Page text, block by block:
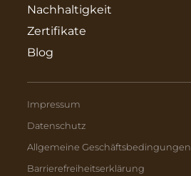
Nachhaltigkeit
Zertifikate
Blog
Impressum
Datenschutz
Allgemeine Geschäftsbedingungen
Barrierefreiheitserklärung